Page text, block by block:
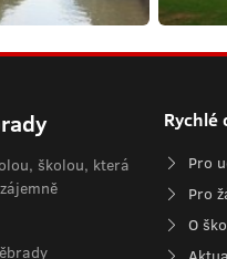
školou, která
Rychlé
Pro
Pro
O